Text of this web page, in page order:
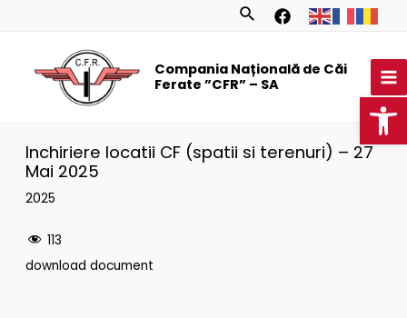
Search
Compania Națională de Căi
Ferate ”CFR” – SA
Inchiriere locatii CF (spatii si terenuri) – 27
Mai 2025
2025
113
download document